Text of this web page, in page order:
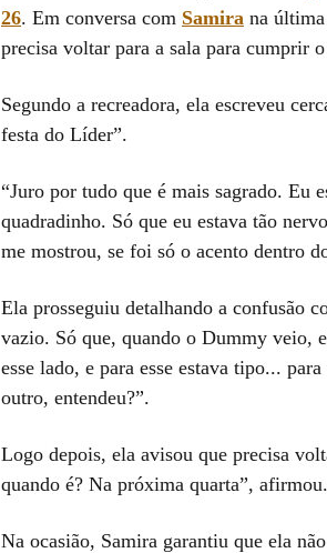
26. Em conversa com Samira na
precisa voltar para a sala para cumprir
Segundo a recreadora, ela escreveu
festa do Líder”.
“Juro por tudo que é mais sagrado. Eu
quadradinho. Só que eu estava tão
me mostrou, se foi só o acento dentro
Ela prosseguiu detalhando a confusão
vazio. Só que, quando o Dummy veio,
esse lado, e para esse estava tipo...
outro, entendeu?”.
Logo depois, ela avisou que precisa
quando é? Na próxima quarta”, afirmou.
Na ocasião, Samira garantiu que ela